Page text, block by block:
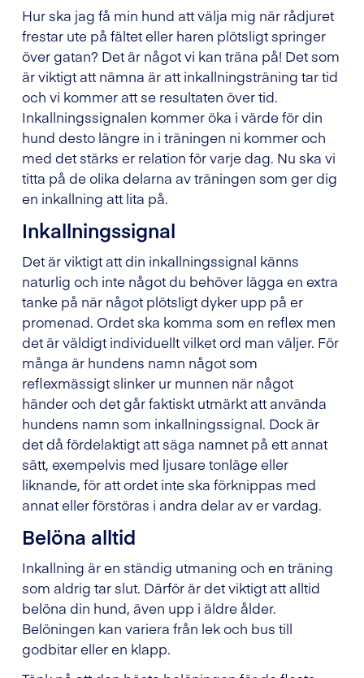
Hur ska jag få min hund att välja mig när rådjuret
frestar ute på fältet eller haren plötsligt springer
över gatan? Det är något vi kan träna på! Det som
är viktigt att nämna är att inkallningsträning tar tid
och vi kommer att se resultaten över tid.
Inkallningssignalen kommer öka i värde för din
hund desto längre in i träningen ni kommer och
med det stärks er relation för varje dag. Nu ska vi
titta på de olika delarna av träningen som ger dig
en inkallning att lita på.
Inkallningssignal
Det är viktigt att din inkallningssignal känns
naturlig och inte något du behöver lägga en extra
tanke på när något plötsligt dyker upp på er
promenad. Ordet ska komma som en reflex men
det är väldigt individuellt vilket ord man väljer. För
många är hundens namn något som
reflexmässigt slinker ur munnen när något
händer och det går faktiskt utmärkt att använda
hundens namn som inkallningssignal. Dock är
det då fördelaktigt att säga namnet på ett annat
sätt, exempelvis med ljusare tonläge eller
liknande, för att ordet inte ska förknippas med
annat eller förstöras i andra delar av er vardag.
Belöna alltid
Inkallning är en ständig utmaning och en träning
som aldrig tar slut. Därför är det viktigt att alltid
belöna din hund, även upp i äldre ålder.
Belöningen kan variera från lek och bus till
godbitar eller en klapp.